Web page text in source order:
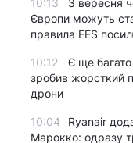
10:13
З вересня
Європи можуть
правила EES
10:12
Є ще багато
зробив жорсткий
дрони
10:04
Ryanair
Марокко: одразу